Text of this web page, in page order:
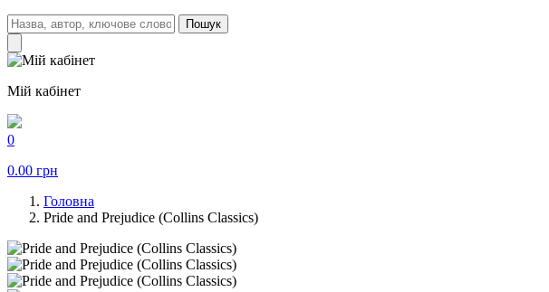
Пошук
Мій кабінет
0
0.00 грн
Головна
Pride and Prejudice (Collins Classics)